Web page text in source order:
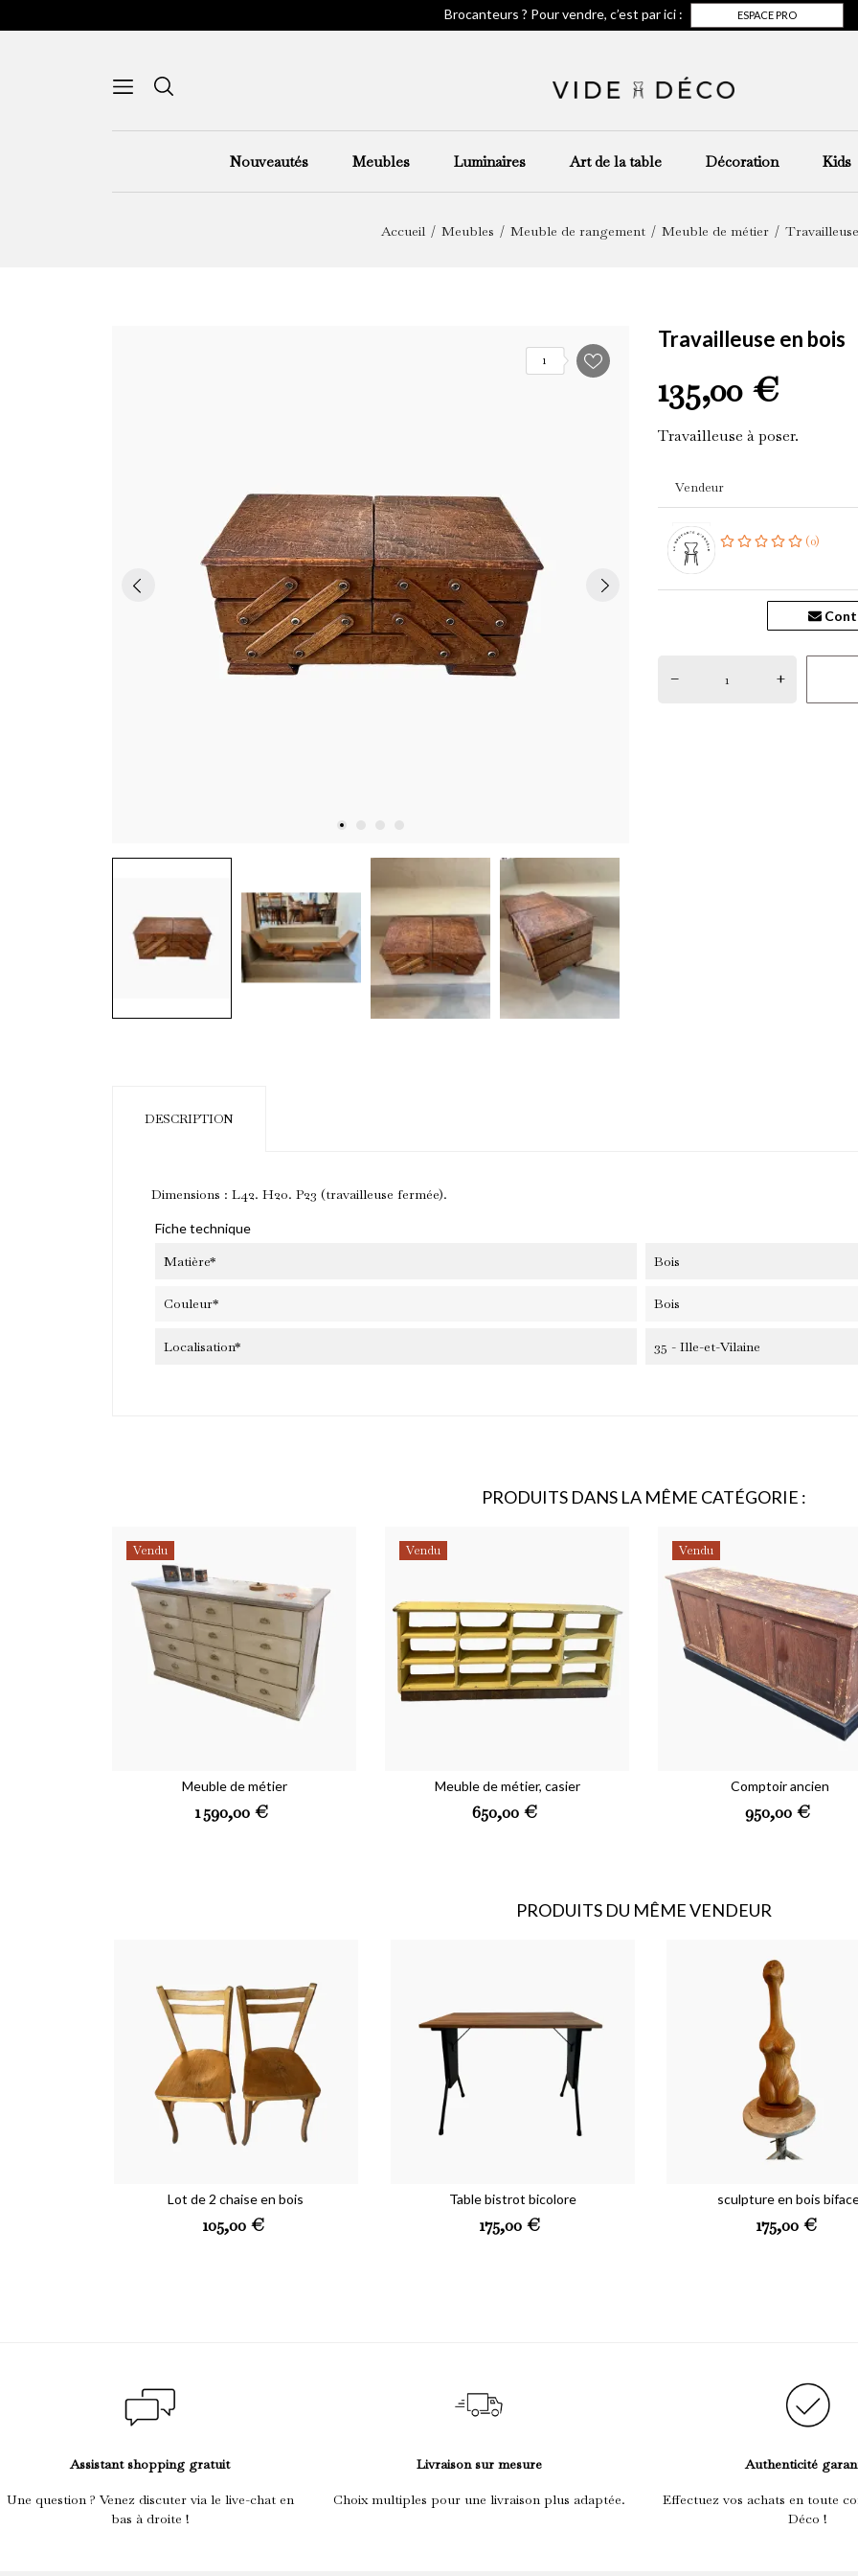
Brocanteurs ? Pour vendre, c’est par ici : ESPACE PRO
Nouveautés Meubles Luminaires Art de la table Décoration Kids
Accueil Meubles Meuble de rangement Meuble de métier
1
Travailleuse en bois
135,00 €
Travailleuse à poser.
Vendeur
(0)
– +
DESCRIPTION
Dimensions : L42. H20. P23 (travailleuse fermée).
Fiche technique
Matière* Bois
Couleur* Bois
Localisation* 35 - Ille-et-Vilaine
PRODUITS DANS LA MÊME CATÉGORIE :
Meuble de métier
Prix
1 590,00 €
Vendu
Meuble de métier, casier
Prix
650,00 €
Vendu
Comptoir ancien
Prix
950,00 €
Vendu
PRODUITS DU MÊME VENDEUR
Lot de 2 chaise en bois
Prix
105,00 €
Table bistrot bicolore
Prix
175,00 €
sculpture en bois
Prix
175,00 €
Assistant shopping gratuit
Une question ? Venez discuter via le live-chat en
bas à droite !
Livraison sur mesure
Choix multiples pour une livraison plus adaptée.
Authenticité
Effectuez vos achats en toute
Déco !
Et recevez un code de réduction pour bénéficier d’une remise -10% sur
Nous ne partagerons jamais votre e-mail avec qui que ce soit.
J'accepte les conditions générales et la politique de confidentialité